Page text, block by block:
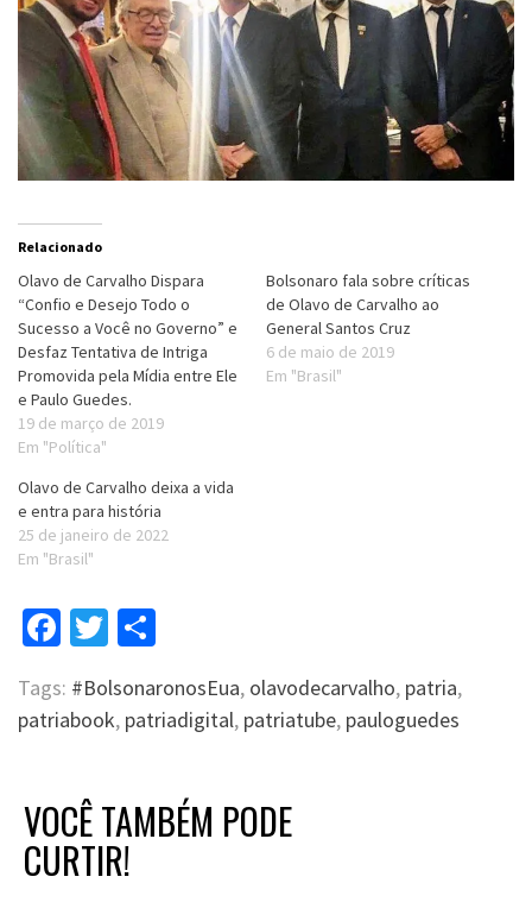
Relacionado
Olavo de Carvalho Dispara
“Confio e Desejo Todo o
Sucesso a Você no Governo” e
Desfaz Tentativa de Intriga
Promovida pela Mídia entre Ele
e Paulo Guedes.
19 de março de 2019
Em "Política"
Bolsonaro fala sobre críticas
de Olavo de Carvalho ao
General Santos Cruz
6 de maio de 2019
Em "Brasil"
Olavo de Carvalho deixa a vida
e entra para história
25 de janeiro de 2022
Em "Brasil"
Facebook
Twitter
Tags: #BolsonaronosEua, olavodecarvalho, patria,
patriabook, patriadigital, patriatube, pauloguedes
VOCÊ TAMBÉM PODE
CURTIR!